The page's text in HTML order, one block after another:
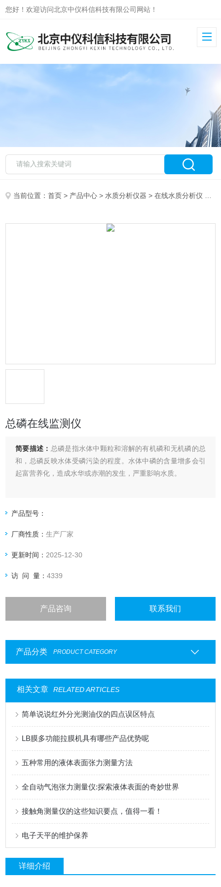
您好！欢迎访问北京中仪科信科技有限公司网站！
当前位置：首页 > 产品中心 > 水质分析仪器 >在线水质分析仪
总磷在线监测仪
简要描述： 总磷是指水体中颗粒和溶解的有机磷和无机磷的总
和，总磷反映水体受磷污染的程度。水体中磷的含量增多会引
起富营养化，造成水华或赤潮的发生，严重影响水质。
产品型号：
厂商性质：生产厂家
更新时间： 2025-12-30
访 问 量：4339
产品咨询 联系我们
产品分类 PRODUCT CATEGORY
相关文章 RELATED ARTICLES
简单说说红外分光测油仪的四点误区特点
LB膜多功能拉膜机具有哪些产品优势呢
五种常用的液体表面张力测量方法
全自动气泡张力测量仪:探索液体表面的奇妙世界
接触角测量仪的这些知识要点，值得一看！
电子天平的维护保养
详细介绍